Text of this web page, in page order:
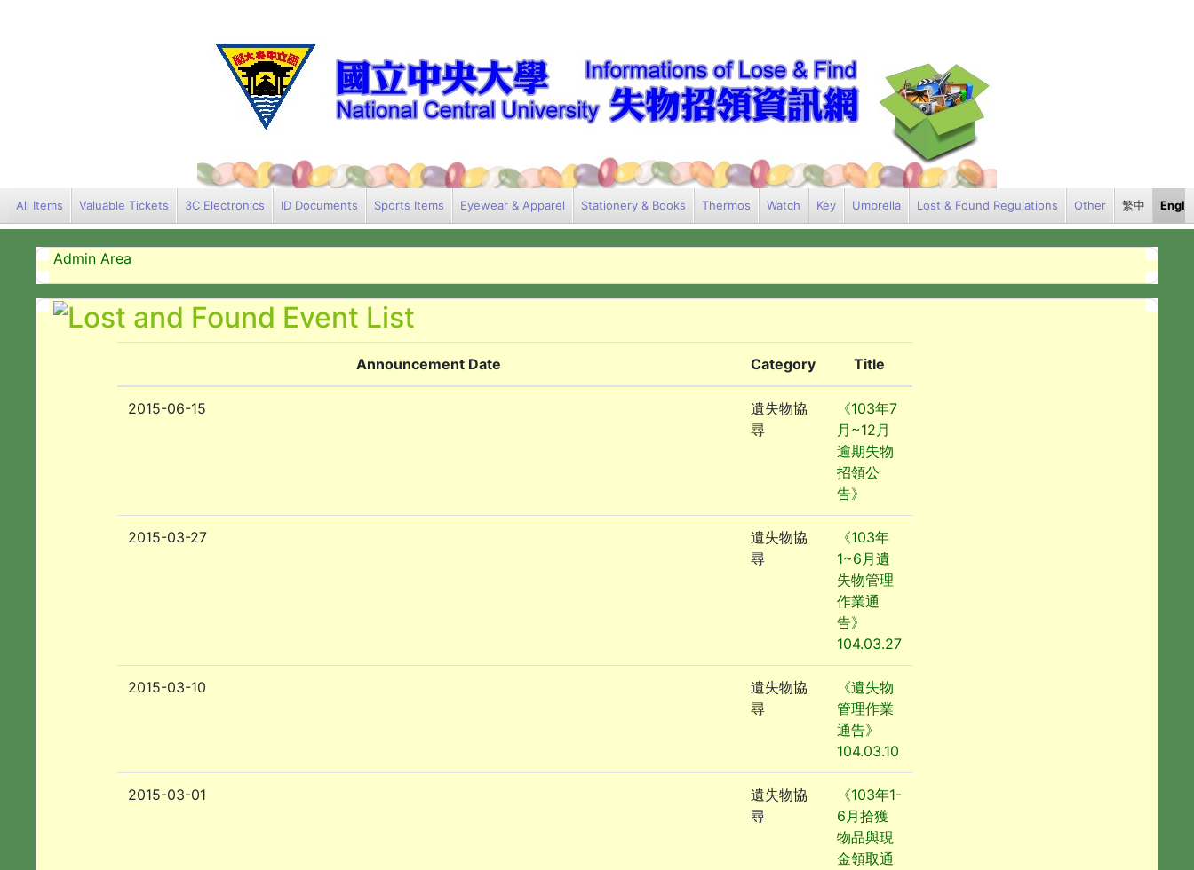
All Items Valuable Tickets 3C Electronics ID Documents Sports Items Eyewear & Apparel Stationery & Books Thermos Watch Key Umbrella Lost & Found Regulations Other 繁中
Admin Area
Announcement Date Category Title
2015-06-15
遺失物協
尋
《103年7
月~12月
逾期失物
招領公
告》
2015-03-27
遺失物協
尋
《103年
1~6月遺
失物管理
作業通
告》
104.03.27
2015-03-10
遺失物協
尋
《遺失物
管理作業
通告》
104.03.10
2015-03-01
遺失物協
尋
《103年1-
6月拾獲
物品與現
金領取通